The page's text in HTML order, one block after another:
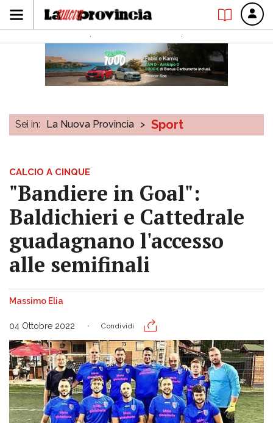
Sei in: La Nuova Provincia > Sport
CALCIO A CINQUE
"Bandiere in Goal":
Baldichieri e Cattedrale
guadagnano l'accesso
alle semifinali
Massimo Elia
04 Ottobre 2022 Condividi